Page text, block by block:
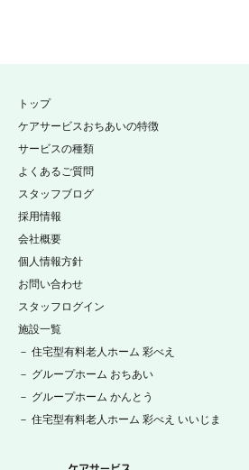
トップ
ケアサービスおちあいの特徴
サービスの種類
よくあるご質問
スタッフブログ
採用情報
施設一覧
－ 住宅型有料老人ホーム 彩べえ
－ グループホーム おちあい
－ グループホーム かんとう
－ 住宅型有料老人ホーム 彩べえ いいじま
会社概要
個人情報方針
お問い合わせ
スタッフログイン